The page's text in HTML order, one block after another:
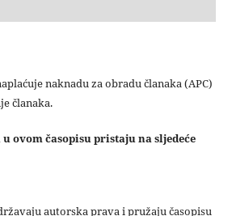
naknadu za obradu članaka (APC)
članaka.
ovom časopisu pristaju na sljedeće
autorska prava i pružaju časopisu